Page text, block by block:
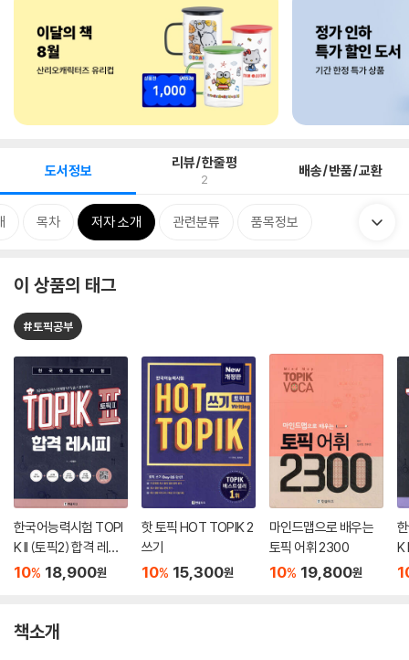
도서정보 리뷰/한줄평
2 배송/반품/교환
목차 저자 소개 관련분류 품목정보
이 상품의 태그
#토픽공부
한국어능력시험 TOPI
K II (토픽2) 합격 레시
피
10% 18,900원
핫 토픽 HOT TOPIK 2
쓰기
10% 15,300원
마인드맵으로 배우는
토픽 어휘 2300
10% 19,800원
K
책소개